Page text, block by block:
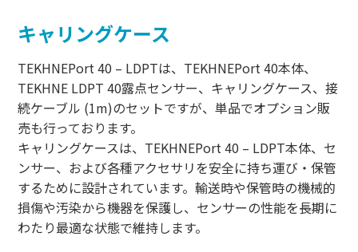
キャリングケース
TEKHNEPort 40 – LDPTは、TEKHNEPort 40本体、
TEKHNE LDPT 40露点センサー、キャリングケース、接
続ケーブル (1m)のセットですが、単品でオプション販
売も行っております。
キャリングケースは、TEKHNEPort 40 – LDPT本体、セ
ンサー、および各種アクセサリを安全に持ち運び・保管
するために設計されています。輸送時や保管時の機械的
損傷や汚染から機器を保護し、センサーの性能を長期に
わたり最適な状態で維持します。